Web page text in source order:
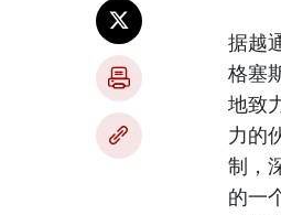
据越
格塞
地致
力的
制，
的一